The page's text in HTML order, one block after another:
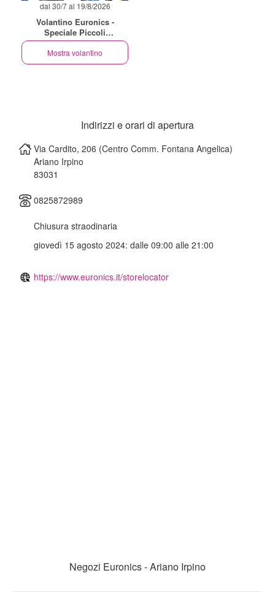
dal 30/7 al 19/8/2026
Volantino Euronics -
Speciale Piccoli
Elettrodomestici
Mostra volantino
Indirizzi e orari di apertura
Via Cardito, 206 (Centro Comm. Fontana Angelica)
Ariano Irpino
83031
0825872989
Chiusura straodinaria
giovedì 15 agosto 2024: dalle 09:00 alle 21:00
https://www.euronics.it/storelocator
Negozi Euronics - Ariano Irpino